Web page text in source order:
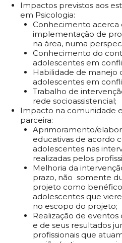
Impactos previstos aos
em Psicologia:
Conhecimento acerca
implementação de
na área, numa
Conhecimento do
adolescentes em
Habilidade de
adolescentes em
Trabalho de
rede socioassistencial;
Impacto na comunidade
parceira:
Aprimoramento/
educativas de acordo
adolescentes nas
realizadas pelos
Melhoria da
prazo, não somente
projeto como
adolescentes que
no escopo do projeto;
Realização de
e de seus resultados
profissionais que